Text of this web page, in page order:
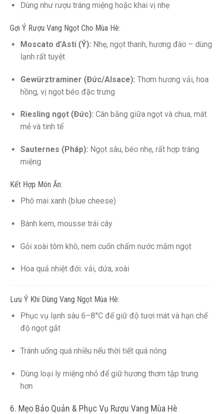
Dùng như rượu tráng miệng hoặc khai vị nhẹ
Gợi Ý Rượu Vang Ngọt Cho Mùa Hè:
Moscato d’Asti (Ý): Nhẹ, ngọt thanh, hương đào – dùng
lạnh rất tuyệt
Gewürztraminer (Đức/Alsace): Thơm hương vải, hoa
hồng, vị ngọt béo đặc trưng
Riesling ngọt (Đức): Cân bằng giữa ngọt và chua, mát
mẻ và tinh tế
Sauternes (Pháp): Ngọt sâu, béo nhẹ, rất hợp tráng
miệng
Kết Hợp Món Ăn:
Phô mai xanh (blue cheese)
Bánh kem, mousse trái cây
Gỏi xoài tôm khô, nem cuốn chấm nước mắm ngọt
Hoa quả nhiệt đới: vải, dứa, xoài
Lưu Ý Khi Dùng Vang Ngọt Mùa Hè:
Phục vụ lạnh sâu 6–8°C để giữ độ tươi mát và hạn chế
độ ngọt gắt
Tránh uống quá nhiều nếu thời tiết quá nóng
Dùng loại ly miệng nhỏ để giữ hương thơm tập trung
hơn
6. Mẹo Bảo Quản & Phục Vụ Rượu Vang Mùa Hè